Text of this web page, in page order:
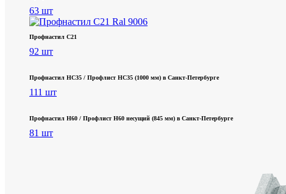
63 шт
Профнастил С21
92 шт
Профнастил НС35 / Профлист НС35 (1000 мм) в Санкт‑Петербурге
111 шт
Профнастил Н60 / Профлист Н60 несущий (845 мм) в Санкт-Петербурге
81 шт